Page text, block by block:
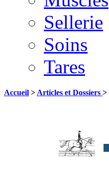
Sellerie
Soins
Tares
Accueil > Articles et Dossiers >